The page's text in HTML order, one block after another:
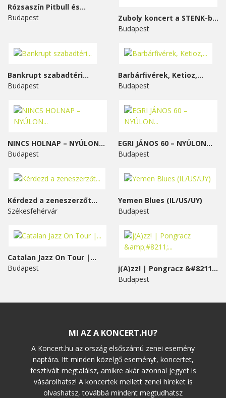
Rózsaszín Pitbull és...
Budapest
Zuboly koncert a STENK-ben
Budapest
Bankrupt szabadtéri...
Budapest
Barbárfivérek, Ketioz,...
Budapest
NINCS HOLNAP – NYÚLON...
Budapest
EGRI JÁNOS 60 – NYÚLON...
Budapest
Kérdezd a zeneszerzőt...
Székesfehérvár
Yemen Blues (IL/US/UY)
Budapest
Catalan Jazz On Tour |...
Budapest
j(A)zz! | Pongracz &#8211;...
Budapest
MI AZ A KONCERT.HU?
A Koncert.hu az ország elsőszámú zenei esemény
naptára. Itt minden közelgő eseményt, koncertet,
fesztivált megtalálsz, amikre akár azonnal jegyet is
vásárolhatsz! A koncertek mellett zenei híreket is
olvashatsz, továbbá mindent megtudhatsz